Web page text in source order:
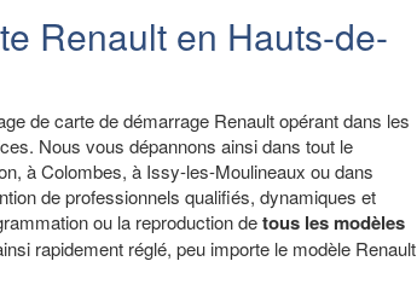
Renault en Hauts-de-
de carte de démarrage Renault opérant dans les
Nous vous dépannons ainsi dans tout le
à Colombes, à Issy-les-Moulineaux ou dans
de professionnels qualifiés, dynamiques et
ou la reproduction detous les modèles
rapidement réglé, peu importe le modèle Renault